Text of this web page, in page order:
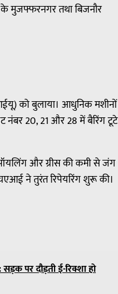
मुजफ्फरनगर तथा बिजनौर
को बुलाया। आधुनिक मशीनों
20, 21 और 28 में बैरिंग टूटे
ऑयलिंग और ग्रीस की कमी से जंग
ने तुरंत रिपेयरिंग शुरू की।
पर दौड़ती ई-रिक्शा हो